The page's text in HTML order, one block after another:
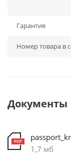
Гарантия
Номер товара в
Документы
1,7 мб